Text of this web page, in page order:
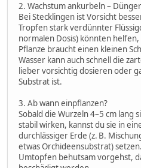
2. Wachstum ankurbeln –
Bei Stecklingen ist Vorsicht
Tropfen stark verdünnter
normalen Dosis) könnten
Pflanze braucht einen kleinen
Wasser kann auch schnell die
lieber vorsichtig dosieren oder
Substrat ist.
3. Ab wann einpflanzen?
Sobald die Wurzeln 4–5 cm lang
stabil wirken, kannst du sie in
durchlässiger Erde (z. B.
etwas Orchideensubstrat)
Umtopfen behutsam vorgehst,